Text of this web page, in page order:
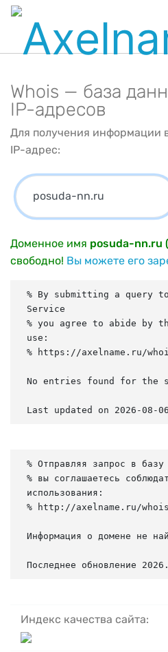
Whois — база
IP-адресов
Для получения информации
IP-адрес:
Доменное имя posuda-nn.ru
свободно! Вы можете его
% By submitting a query to
Service
% you agree to abide by
use:
% https://axelname.ru/
No entries found for the
Last updated on 2026-08-
% Отправляя запрос в базу
% вы соглашаетесь
использования:
% http://axelname.ru/
Информация о домене не
Последнее обновление
Индекс качества сайта: